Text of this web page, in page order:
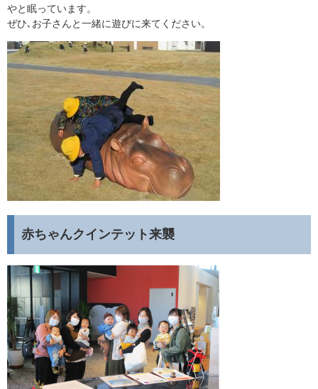
やと眠っています。
ぜひ､お子さんと一緒に遊びに来てください。
赤ちゃんクインテット来襲